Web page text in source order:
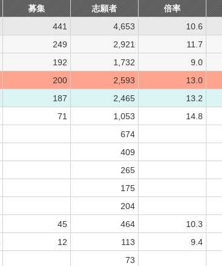
募集 志願者 倍率
441 4,653 10.6
249 2,921 11.7
192 1,732 9.0
200 2,593 13.0
187 2,465 13.2
71 1,053 14.8
674
409
265
175
204
45 464 10.3
12 113 9.4
73